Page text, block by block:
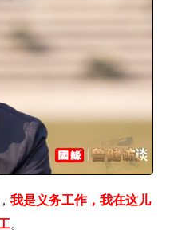
我是义务工作，我在这儿
。